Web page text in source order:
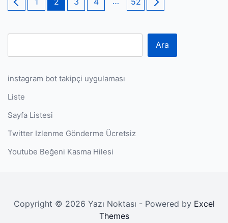
sayfalaması
Ara
instagram bot takipçi uygulaması
Liste
Sayfa Listesi
Twitter Izlenme Gönderme Ücretsiz
Youtube Beğeni Kasma Hilesi
Copyright © 2026 Yazı Noktası - Powered by Excel
Themes